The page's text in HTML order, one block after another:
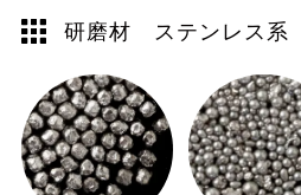
研磨材 ステンレス系